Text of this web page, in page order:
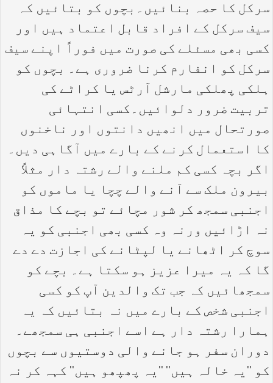
سرکل کا حصہ بنائیں۔بچوں کو بتائیں کہ
سیف سرکل کے افراد قابل اعتماد ہیں اور
کسی بھی مسئلے کی صورت میں فوراً اپنے سیف
سرکل کو انفارم کرنا ضروری ہے۔ بچوں کو
ہلکی پھلکی مارشل آرٹس یا کراٹے کی
تربیت ضرور دلوائیں۔کسی انتہائی
صورتحال میں انھیں دانتوں اور ناخنوں
کا استعمال کرنے کے بارے میں آگاہی دیں۔
اگر بچہ کسی کم ملنے والے رشتہ دار مثلاً
بیرون ملک سے آنے والے چچا یا ماموں کو
اجنبی سمجھ کر شور مچائے تو بچے کا مذاق
نہ اڑائیں ورنہ وہ کسی بھی اجنبی کو یہ
سوچ کر اٹھانے یا لپٹانے کی اجازت دے دے
گا کہ یہ میرا عزیز ہو سکتا ہے۔ بچے کو
سمجھائیں کہ جب تک والدین آپ کو کسی
اجنبی شخص کے بارے میں نہ بتائیں کہ یہ
ہمارا رشتہ دار ہے اسے اجنبی ہی سمجھے۔
دوران سفر ہو جانے والی دوستیوں سے بچوں
کو ''یہ خالہ ہیں'' ''یہ پھپھو ہیں'' کہہ کر نہ